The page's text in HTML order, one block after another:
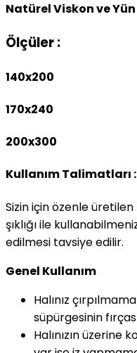
Natürel Viskon ve Yün
Ölçüler :
140x200
170x240
200x300
Kullanım Talimatları :
Sizin için özenle üretilen
şıklığı ile
edilmesi tavsiye edilir.
Genel Kullanım
Halınız
süpürgesinin
Halınızın üzerine